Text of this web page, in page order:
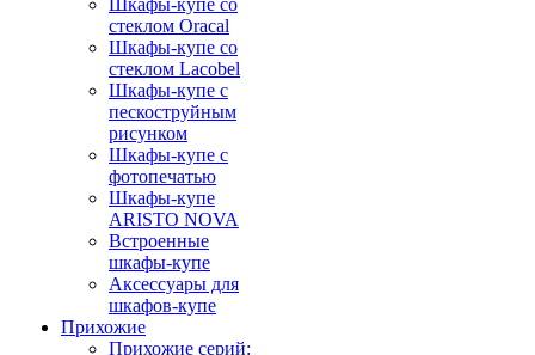
Шкафы-купе со
стеклом Oracal
Шкафы-купе со
стеклом Lacobel
Шкафы-купе с
пескоструйным
рисунком
Шкафы-купе с
фотопечатью
Шкафы-купе
ARISTO NOVA
Встроенные
шкафы-купе
Аксессуары для
шкафов-купе
Прихожие
Прихожие серий: